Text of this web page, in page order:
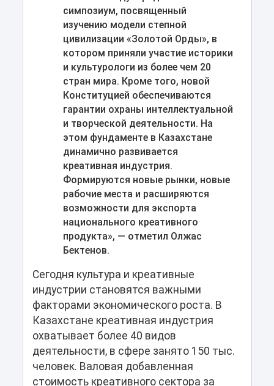
симпозиум, посвященный
изучению модели степной
цивилизации «Золотой Орды», в
котором приняли участие историки
и культурологи из более чем 20
стран мира. Кроме того, новой
Конституцией обеспечиваются
гарантии охраны интеллектуальной
и творческой деятельности. На
этом фундаменте в Казахстане
динамично развивается
креативная индустрия.
Формируются новые рынки, новые
рабочие места и расширяются
возможности для экспорта
национального креативного
продукта», — отметил Олжас
Бектенов.
Сегодня культура и креативные
индустрии становятся важными
факторами экономического роста. В
Казахстане креативная индустрия
охватывает более 40 видов
деятельности, в сфере занято 150 тыс.
человек. Валовая добавленная
стоимость креативного сектора за